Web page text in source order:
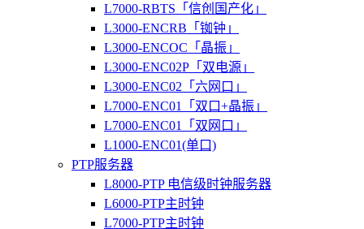
L7000-RBTS「信创国产化」
L3000-ENCRB「铷钟」
L3000-ENCOC「晶振」
L3000-ENC02P「双电源」
L3000-ENC02「六网口」
L7000-ENC01「双口+晶振」
L7000-ENC01「双网口」
L1000-ENC01(单口)
PTP服务器
L8000-PTP 电信级时钟服务器
L6000-PTP主时钟
L7000-PTP主时钟